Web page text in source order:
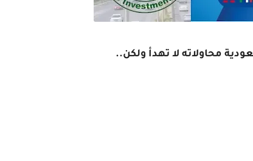
محاولاته لا تهدأ ولكن..